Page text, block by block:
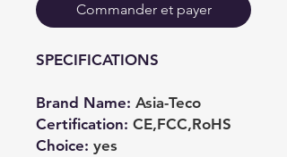
Commander et payer
SPECIFICATIONS
Brand Name: Asia-Teco
Certification: CE,FCC,RoHS
Choice: yes